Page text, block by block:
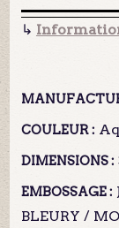
↳
COULEUR :
DIMENSIONS :
EMBOSSAGE :
BLEURY /